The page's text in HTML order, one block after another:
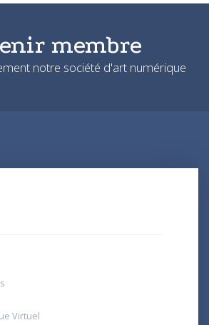
membre
notre société d'art numérique
Virtuel